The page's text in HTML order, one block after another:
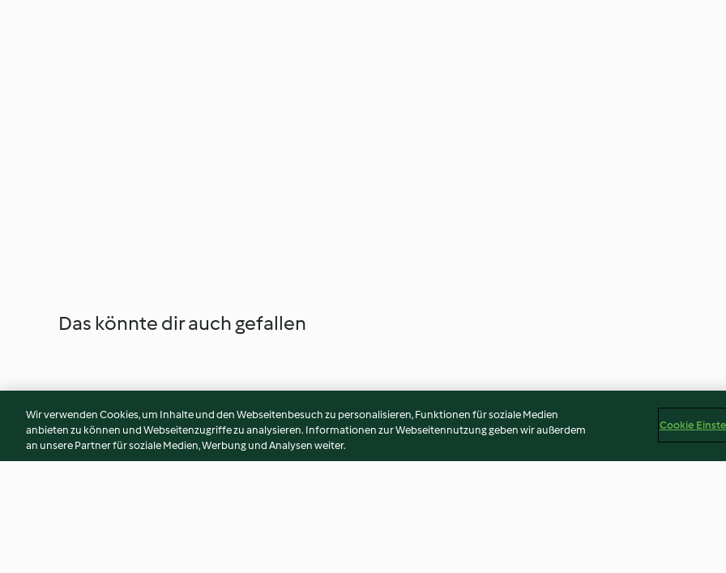
Das könnte dir auch gefallen
Wir verwenden Cookies, um Inhalte und den Webseitenbesuch zu personalisieren, Funktionen für soziale Medien
anbieten zu können und Webseitenzugriffe zu analysieren. Informationen zur Webseitennutzung geben wir außerdem
an unsere Partner für soziale Medien, Werbung und Analysen weiter.
Cookie